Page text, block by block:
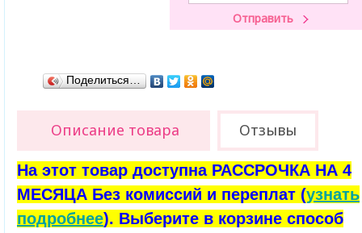
Поделиться…
Описание товара Отзывы
На этот товар доступна РАССРОЧКА НА 4
МЕСЯЦА Без комиссий и переплат (узнать
подробнее). Выберите в корзине способ